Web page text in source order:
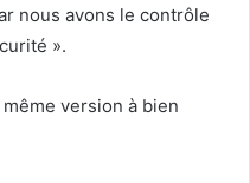
nous avons le contrôle
».
version à bien